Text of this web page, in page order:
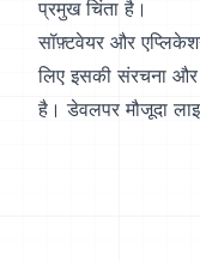
प्रमुख चिंता है।
सॉफ़्टवेयर और
लिए इसकी संरचना और
है। डेवलपर मौजूदा लाइ